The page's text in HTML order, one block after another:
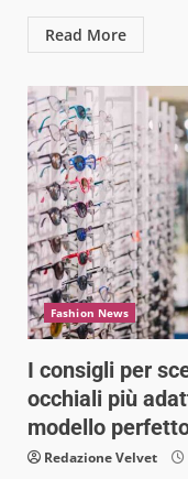
Read More
Fashion News
I consigli per
occhiali più
modello
Redazione Velvet